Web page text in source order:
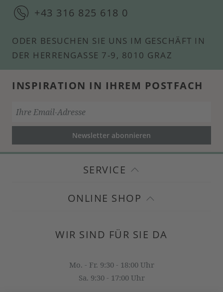
+43 316 825 618 0
ODER BESUCHEN SIE UNS IM GESCHÄFT IN
DER HERRENGASSE 7-9, 8010 GRAZ
INSPIRATION IN IHREM POSTFACH
Newsletter abonnieren
SERVICE
ONLINE SHOP
WIR SIND FÜR SIE DA
Mo. - Fr. 9:30 - 18:00 Uhr
Sa. 9:30 - 17:00 Uhr